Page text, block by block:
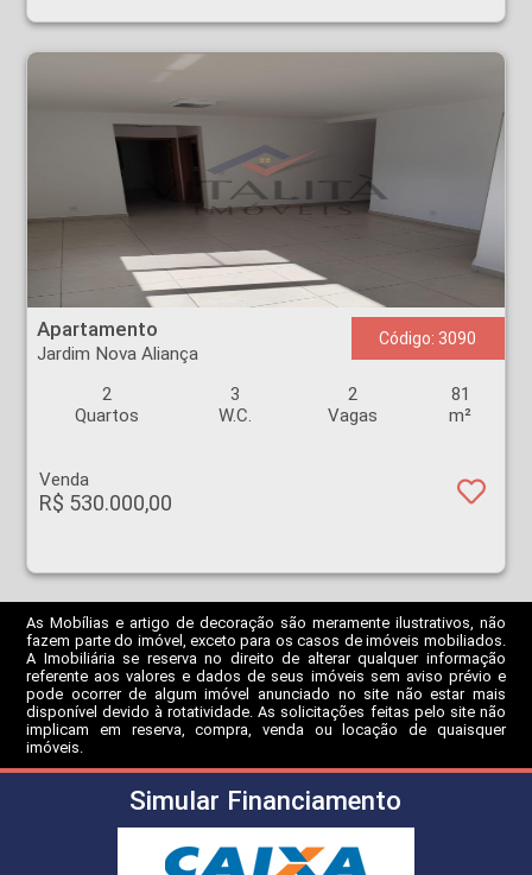
Apartamento - Jardim Nova Aliança - Ribeirão Preto
Apartamento
Jardim Nova Aliança
Código: 3090
2
Quartos
3
W.C.
2
Vagas
81
m²
Venda
R$ 530.000,00
As Mobílias e artigo de decoração são meramente ilustrativos, não
fazem parte do imóvel, exceto para os casos de imóveis mobiliados.
A Imobiliária se reserva no direito de alterar qualquer informação
referente aos valores e dados de seus imóveis sem aviso prévio e
pode ocorrer de algum imóvel anunciado no site não estar mais
disponível devido à rotatividade. As solicitações feitas pelo site não
implicam em reserva, compra, venda ou locação de quaisquer
imóveis.
Simular Financiamento